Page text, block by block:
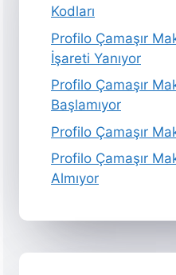
Kodları
Profilo Çamaşır
İşareti Yanıyor
Profilo Çamaşır
Başlamıyor
Profilo Çamaşır
Profilo Çamaşır
Almıyor